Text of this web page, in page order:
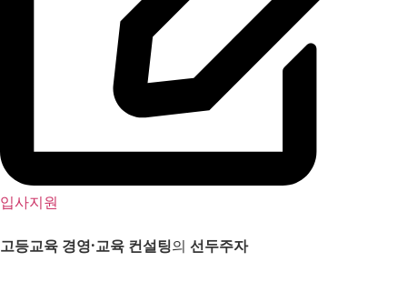
입사지원
고등교육 경영·교육 컨설팅의 선두주자